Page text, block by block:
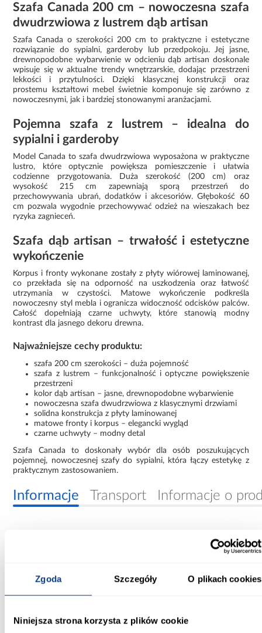
Zgoda Szczegóły O plikach cookies
Niniejsza strona korzysta z plików cookie
Szafa Canada 200 cm – nowoczesna szafa
dwudrzwiowa z lustrem dąb artisan
Szafa Canada o szerokości 200 cm to praktyczne i estetyczne
rozwiązanie do sypialni, garderoby lub przedpokoju. Jej jasne,
drewnopodobne wybarwienie w odcieniu dąb artisan doskonale
wpisuje się w aktualne trendy wnętrzarskie, dodając przestrzeni
lekkości i przytulności. Dzięki klasycznej konstrukcji oraz
prostemu kształtowi mebel świetnie komponuje się zarówno z
nowoczesnymi, jak i bardziej stonowanymi aranżacjami.
Pojemna szafa z lustrem – idealna do
sypialni i garderoby
Model Canada to szafa dwudrzwiowa wyposażona w praktyczne
lustro, które optycznie powiększa pomieszczenie i ułatwia
codzienne przygotowania. Duża szerokość (200 cm) oraz
wysokość 215 cm zapewniają sporą przestrzeń do
przechowywania ubrań, dodatków i akcesoriów. Głębokość 60
cm pozwala wygodnie przechowywać odzież na wieszakach bez
ryzyka zagnieceń.
Szafa dąb artisan – trwałość i estetyczne
wykończenie
Korpus i fronty wykonane zostały z płyty wiórowej laminowanej,
co przekłada się na odporność na uszkodzenia oraz łatwość
utrzymania w czystości. Matowe wykończenie podkreśla
nowoczesny styl mebla i ogranicza widoczność odcisków palców.
Całość dopełniają czarne uchwyty, które stanowią modny
kontrast dla jasnego dekoru drewna.
Najważniejsze cechy produktu:
szafa 200 cm szerokości – duża pojemność
szafa z lustrem – funkcjonalność i optyczne powiększenie
przestrzeni
kolor dąb artisan – jasne, drewnopodobne wybarwienie
nowoczesna szafa dwudrzwiowa z klasycznymi drzwiami
solidna konstrukcja z płyty laminowanej
matowe fronty i korpus – elegancki wygląd
czarne uchwyty – modny detal
Szafa Canada to doskonały wybór dla osób poszukujących
pojemnej, nowoczesnej szafy do sypialni, która łączy estetykę z
praktycznym zastosowaniem.
Informacje Transport Informacje o
215.00